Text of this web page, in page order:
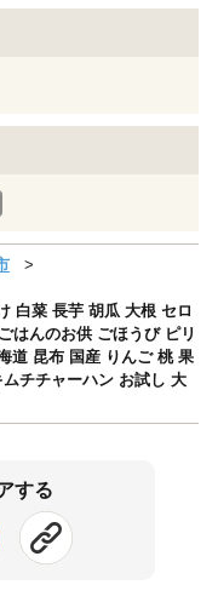
白菜 長芋 胡瓜 大根 セロ
はんのお供 ごほうび ピリ
道 昆布 国産 りんご 桃 果
チチャーハン お試し 大
する